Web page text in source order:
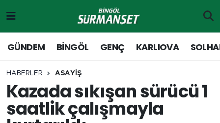
GÜNDEM BİNGÖL GENÇ KARLIOVA
HABERLER ASAYİŞ
Kazada sıkışan sürücü 1
saatlik çalışmayla
Genç
Solhan
Karlıova
Merkez Hava Durumu
Merkez Trafik Yoğunluk Haritası
Süper Lig Puan Durumu ve Fikstür